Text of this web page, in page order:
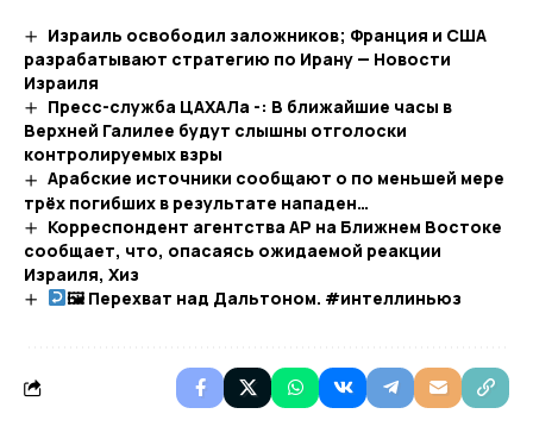
Израиль освободил заложников; Франция и США
разрабатывают стратегию по Ирану — Новости
Израиля
Пресс-служба ЦАХАЛа -: В ближайшие часы в
Верхней Галилее будут слышны отголоски
контролируемых взры
Арабские источники сообщают о по меньшей мере
трёх погибших в результате нападен…​
Корреспондент агентства AP на Ближнем Востоке
сообщает, что, опасаясь ожидаемой реакции
Израиля, Хиз
🖼 Перехват над Дальтоном. #интеллиньюз​